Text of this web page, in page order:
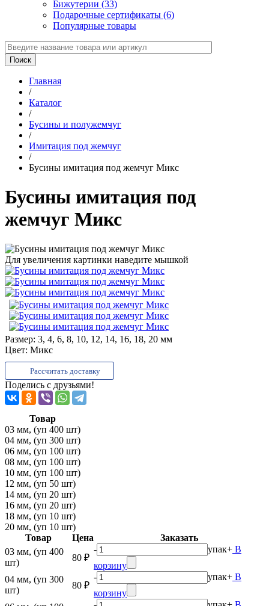
Бижутерии (33)
Подарочные сертификаты (6)
Популярные товары
Главная
/
Каталог
/
Бусины и полужемчуг
/
Имитация под жемчуг
/
Бусины имитация под жемчуг Микс
Бусины имитация под
жемчуг Микс
Для увеличения картинки наведите мышкой
Размер: 3, 4, 6, 8, 10, 12, 14, 16, 18, 20 мм
Цвет: Микс
Рассчитать доставку
Поделись с друзьями!
Товар
03 мм, (уп 400 шт)
04 мм, (уп 300 шт)
06 мм, (уп 100 шт)
08 мм, (уп 100 шт)
10 мм, (уп 100 шт)
12 мм, (уп 50 шт)
14 мм, (уп 20 шт)
16 мм, (уп 20 шт)
18 мм, (уп 10 шт)
20 мм, (уп 10 шт)
Товар
Цена
Заказать
03 мм, (уп 400
шт)
80 ₽
- упак+ В
корзину
04 мм, (уп 300
шт)
80 ₽
- упак+ В
корзину